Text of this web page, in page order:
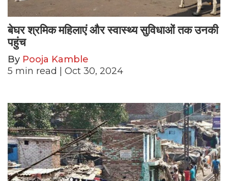
बेघर श्रमिक महिलाएं और स्वास्थ्य सुविधाओं तक उनकी
पहुंच
By Pooja Kamble
5 min read | Oct 30, 2024